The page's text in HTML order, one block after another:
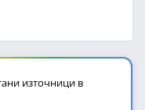
източници в